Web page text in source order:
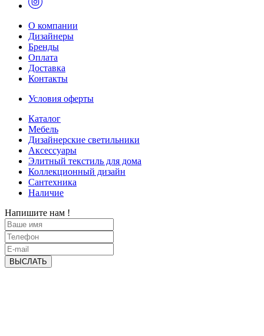
О компании
Дизайнеры
Бренды
Оплата
Доставка
Контакты
Условия оферты
Каталог
Мебель
Дизайнерские светильники
Аксессуары
Элитный текстиль для дома
Коллекционный дизайн
Сантехника
Наличие
Напишите нам !
ВЫСЛАТЬ